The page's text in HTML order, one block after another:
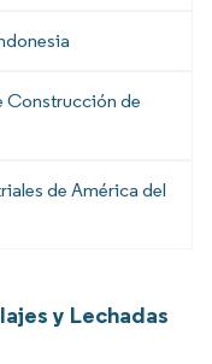
Construcción de
de América del
y Lechadas